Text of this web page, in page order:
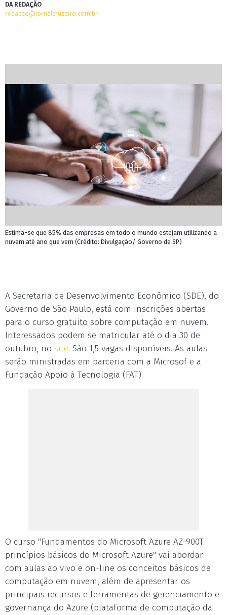
DA REDAÇÃO
redacao@jornalcruzeiro.com.br
Estima-se que 85% das empresas em todo o mundo estejam utilizando a
nuvem até ano que vem (Crédito: Divulgação/ Governo de SP)
A Secretaria de Desenvolvimento Econômico (SDE), do
Governo de São Paulo, está com inscrições abertas
para o curso gratuito sobre computação em nuvem.
Interessados podem se matricular até o dia 30 de
outubro, no site. São 1,5 vagas disponíveis. As aulas
serão ministradas em parceria com a Microsof e a
Fundação Apoio à Tecnologia (FAT).
O curso "Fundamentos do Microsoft Azure AZ-900T:
princípios básicos do Microsoft Azure" vai abordar
com aulas ao vivo e on-line os conceitos básicos de
computação em nuvem, além de apresentar os
principais recursos e ferramentas de gerenciamento e
governança do Azure (plataforma de computação da